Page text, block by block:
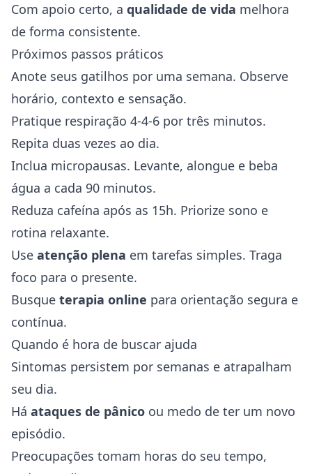
Com apoio certo, a qualidade de vida melhora
de forma consistente.
Próximos passos práticos
Anote seus gatilhos por uma semana. Observe
horário, contexto e sensação.
Pratique respiração 4-4-6 por três minutos.
Repita duas vezes ao dia.
Inclua micropausas. Levante, alongue e beba
água a cada 90 minutos.
Reduza cafeína após as 15h. Priorize sono e
rotina relaxante.
Use atenção plena em tarefas simples. Traga
foco para o presente.
Busque terapia online para orientação segura e
contínua.
Quando é hora de buscar ajuda
Sintomas persistem por semanas e atrapalham
seu dia.
Há ataques de pânico ou medo de ter um novo
episódio.
Preocupações tomam horas do seu tempo,